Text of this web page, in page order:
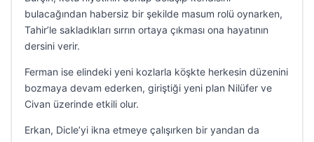
bulacağından habersiz bir şekilde masum rolü oynarken,
Tahir’le sakladıkları sırrın ortaya çıkması ona hayatının
dersini verir.
Ferman ise elindeki yeni kozlarla köşkte herkesin düzenini
bozmaya devam ederken, giriştiği yeni plan Nilüfer ve
Civan üzerinde etkili olur.
Erkan, Dicle’yi ikna etmeye çalışırken bir yandan da